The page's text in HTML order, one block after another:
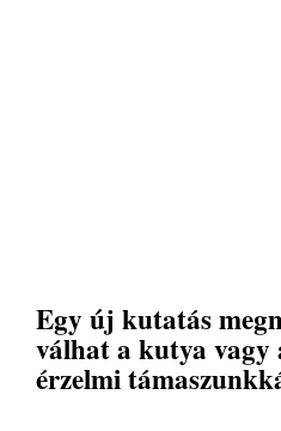
Egy új kutatás
válhat a kutya vagy
érzelmi